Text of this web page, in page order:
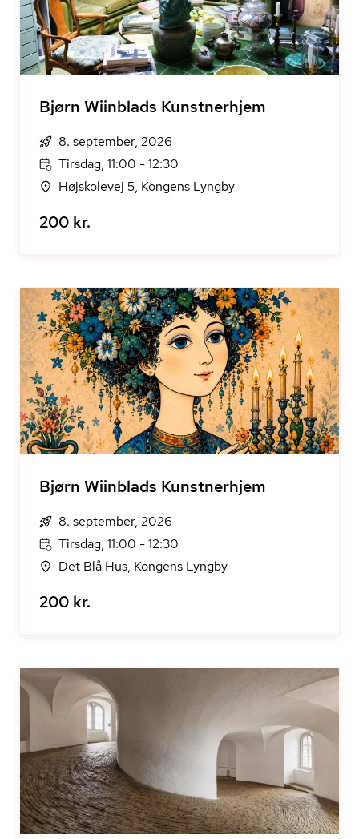
Bjørn Wiinblads Kunstnerhjem
8. september, 2026
Tirsdag, 11:00 - 12:30
Højskolevej 5, Kongens Lyngby
200 kr.
Bjørn Wiinblads Kunstnerhjem
8. september, 2026
Tirsdag, 11:00 - 12:30
Det Blå Hus, Kongens Lyngby
200 kr.